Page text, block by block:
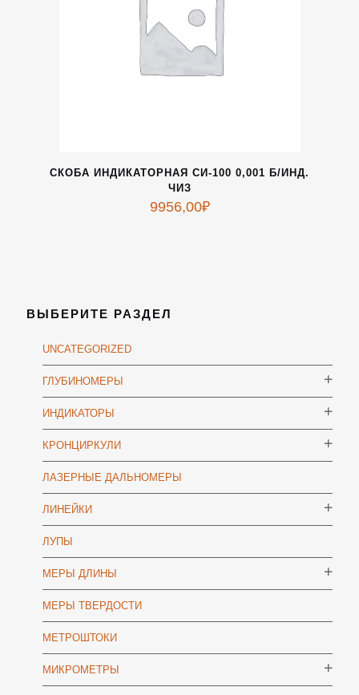
СКОБА ИНДИКАТОРНАЯ СИ-100 0,001 Б/ИНД.
ЧИЗ
9956,00₽
ВЫБЕРИТЕ РАЗДЕЛ
UNCATEGORIZED
ГЛУБИНОМЕРЫ
ИНДИКАТОРЫ
КРОНЦИРКУЛИ
ЛАЗЕРНЫЕ ДАЛЬНОМЕРЫ
ЛИНЕЙКИ
ЛУПЫ
МЕРЫ ДЛИНЫ
МЕРЫ ТВЕРДОСТИ
МЕТРОШТОКИ
МИКРОМЕТРЫ